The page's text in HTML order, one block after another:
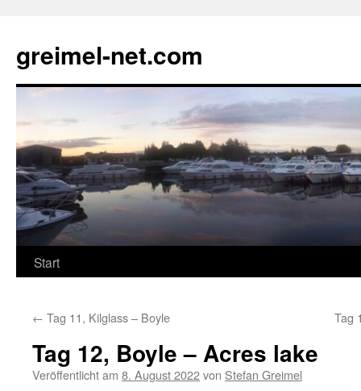
springen
greimel-net.com
Start
← Tag 11, Kilglass – Boyle Tag
Tag 12, Boyle – Acres lake
Veröffentlicht am 8. August 2022von Stefan Greimel